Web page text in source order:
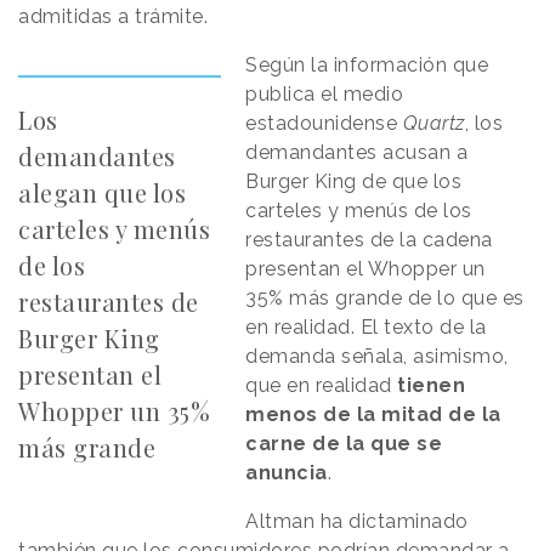
admitidas a trámite.
Los
demandantes
alegan que los
carteles y menús
de los
restaurantes de
Burger King
presentan el
Whopper un 35%
más grande
Según la información que
publica el medio
estadounidense Quartz, los
demandantes acusan a
Burger King de que los
carteles y menús de los
restaurantes de la cadena
presentan el Whopper un
35% más grande de lo que es
en realidad. El texto de la
demanda señala, asimismo,
que en realidad tienen
menos de la mitad de la
carne de la que se
anuncia.
Altman ha dictaminado